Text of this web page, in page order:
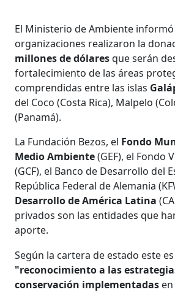
El Ministerio de Ambiente
organizaciones realizaron la
millones de dólaresque serán
fortalecimiento de las áreas
comprendidas entre las islas
del Coco (Costa Rica), Malpelo
(Panamá).
La Fundación Bezos, el Fondo
Medio Ambiente(GEF), el Fondo
(GCF), el Banco de Desarrollo del
República Federal de Alemania
Desarrollo de América Latina
privados son las entidades que
aporte.
Según la cartera de estado este
"reconocimiento a las
conservación implementadas